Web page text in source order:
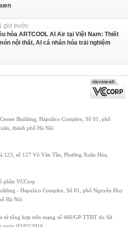
giờ trước
hòa ARTCOOL AI Air tại Việt Nam: Thiết
nội thất, AI cá nhân hóa trải nghiệm
Building, Hapulico Complex, Số 01, phố
thành phố Hà Nội
123, số 127 Võ Văn Tần, Phường Xuân Hòa,
phần VCCorp
- Hapulico Complex, Số 01, phố Nguyễn Huy
Hà Nội
tử tổng hợp trên mạng số 460/GP-TTĐT do Sở
ngày 03/02/2016